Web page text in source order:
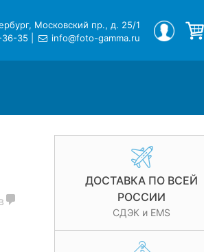
Московский пр., д. 25/1
36-35
info@foto-gamma.ru
МОЙ ПРОФИЛЬ
ДОСТАВКА ПО ВСЕЙ
РОССИИ
СДЭК и EMS